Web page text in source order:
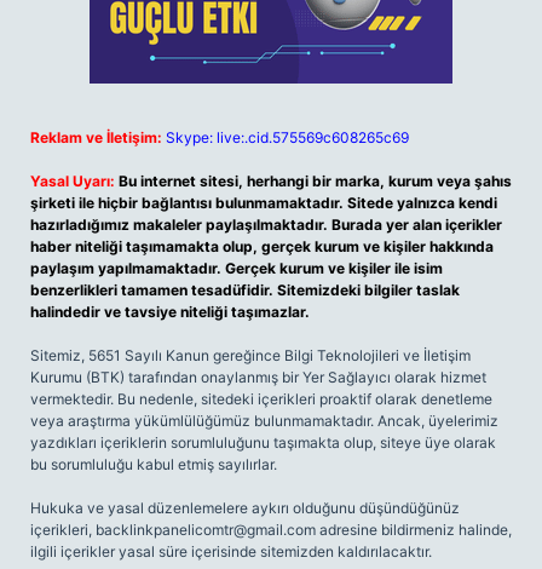
Reklam ve İletişim: Skype: live:.cid.575569c608265c69
Yasal Uyarı: Bu internet sitesi, herhangi bir marka, kurum veya şahıs
şirketi ile hiçbir bağlantısı bulunmamaktadır. Sitede yalnızca kendi
hazırladığımız makaleler paylaşılmaktadır. Burada yer alan içerikler
haber niteliği taşımamakta olup, gerçek kurum ve kişiler hakkında
paylaşım yapılmamaktadır. Gerçek kurum ve kişiler ile isim
benzerlikleri tamamen tesadüfidir. Sitemizdeki bilgiler taslak
halindedir ve tavsiye niteliği taşımazlar.
Sitemiz, 5651 Sayılı Kanun gereğince Bilgi Teknolojileri ve İletişim
Kurumu (BTK) tarafından onaylanmış bir Yer Sağlayıcı olarak hizmet
vermektedir. Bu nedenle, sitedeki içerikleri proaktif olarak denetleme
veya araştırma yükümlülüğümüz bulunmamaktadır. Ancak, üyelerimiz
yazdıkları içeriklerin sorumluluğunu taşımakta olup, siteye üye olarak
bu sorumluluğu kabul etmiş sayılırlar.
Hukuka ve yasal düzenlemelere aykırı olduğunu düşündüğünüz
içerikleri, backlinkpanelicomtr@gmail.com adresine bildirmeniz halinde,
ilgili içerikler yasal süre içerisinde sitemizden kaldırılacaktır.